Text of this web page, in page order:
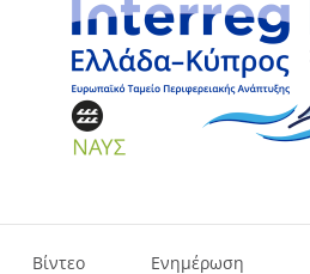
Βίντεο Ενημέρωση